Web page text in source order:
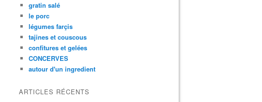
gratin salé
le porc
légumes farçis
tajines et couscous
confitures et gelées
CONCERVES
autour d'un ingredient
ARTICLES RÉCENTS